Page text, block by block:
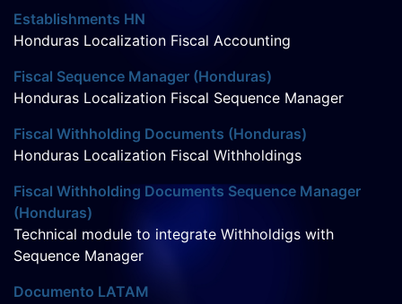
Establishments HN
Honduras Localization Fiscal Accounting
Fiscal Sequence Manager (Honduras)
Honduras Localization Fiscal Sequence Manager
Fiscal Withholding Documents (Honduras)
Honduras Localization Fiscal Withholdings
Fiscal Withholding Documents Sequence Manager
(Honduras)
Technical module to integrate Withholdigs with
Sequence Manager
Documento LATAM